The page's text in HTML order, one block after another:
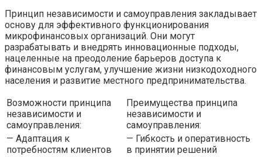
Принцип независимости и самоуправления закладывает
основу для эффективного функционирования
микрофинансовых организаций. Они могут
разрабатывать и внедрять инновационные подходы,
нацеленные на преодоление барьеров доступа к
финансовым услугам, улучшение жизни низкодоходного
населения и развитие местного предпринимательства.
Возможности принципа
независимости и
самоуправления:
Преимущества принципа
независимости и
самоуправления:
— Адаптация к
потребностям клиентов
— Гибкость и оперативность
в принятии решений